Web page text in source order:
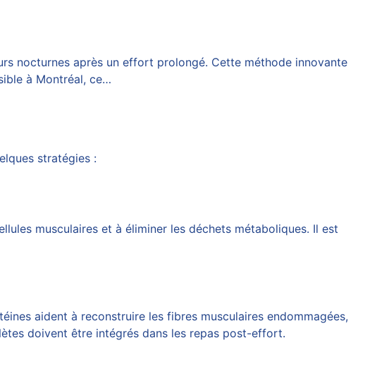
nocturnes après un effort prolongé. Cette méthode innovante
à Montréal, ce…
stratégies :
musculaires et à éliminer les déchets métaboliques. Il est
aident à reconstruire les fibres musculaires endommagées,
doivent être intégrés dans les repas post-effort.